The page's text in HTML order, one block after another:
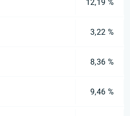
12,19 %
3,22 %
8,36 %
9,46 %